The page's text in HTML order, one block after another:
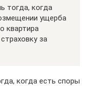
тогда, когда
ущерба
квартира
за
когда есть споры